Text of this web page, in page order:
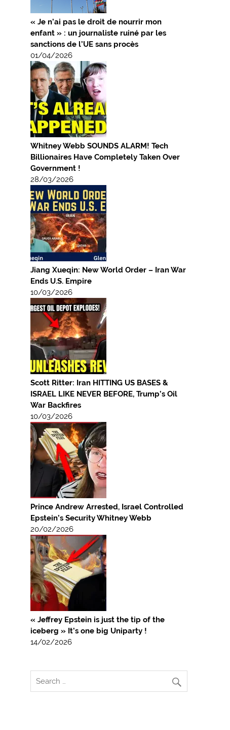
« Je n’ai pas le droit de nourrir mon
enfant » : un journaliste ruiné par les
sanctions de l’UE sans procès
01/04/2026
Whitney Webb SOUNDS ALARM! Tech
Billionaires Have Completely Taken Over
Government !
28/03/2026
Jiang Xueqin: New World Order – Iran War
Ends U.S. Empire
10/03/2026
Scott Ritter: Iran HITTING US BASES &
ISRAEL LIKE NEVER BEFORE, Trump’s Oil
War Backfires
10/03/2026
Prince Andrew Arrested, Israel Controlled
Epstein’s Security Whitney Webb
20/02/2026
« Jeffrey Epstein is just the tip of the
iceberg » It’s one big Uniparty !
14/02/2026